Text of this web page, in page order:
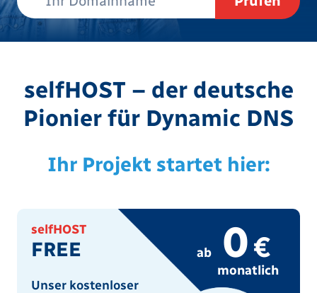
selfHOST – der deutsche
Pionier für Dynamic DNS
Ihr Projekt startet hier:
selfHOST
FREE
Unser kostenloser
ab 0€
monatlich